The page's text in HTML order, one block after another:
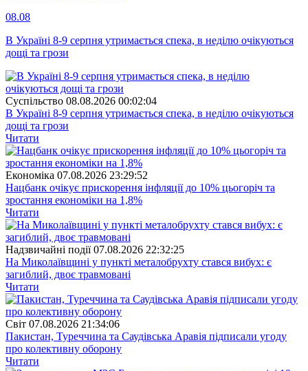
08.08
В Україні 8-9 серпня утримається спека, в неділю очікуються
дощі та грози
Суспiльство 08.08.2026 00:02:04
В Україні 8-9 серпня утримається спека, в неділю очікуються
дощі та грози
Читати
Економіка 07.08.2026 23:29:52
Нацбанк очікує прискорення інфляції до 10% цьогоріч та
зростання економіки на 1,8%
Читати
Надзвичайні події 07.08.2026 22:32:25
На Миколаївщині у пункті металобрухту стався вибух: є
загиблий, двоє травмовані
Читати
Свiт 07.08.2026 21:34:06
Пакистан, Туреччина та Саудівська Аравія підписали угоду
про колективну оборону
Читати